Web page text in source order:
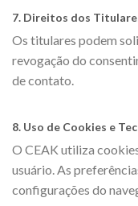
7. Direitos dos
Os titulares podem
revogação do
de contato.
8. Uso de Cookies e
O CEAK utiliza
usuário. As
configurações do